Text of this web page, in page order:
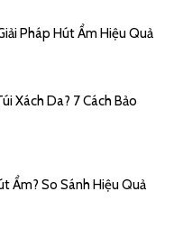
Pháp Hút Ẩm Hiệu Quả
Xách Da? 7 Cách Bảo
Ẩm? So Sánh Hiệu Quả